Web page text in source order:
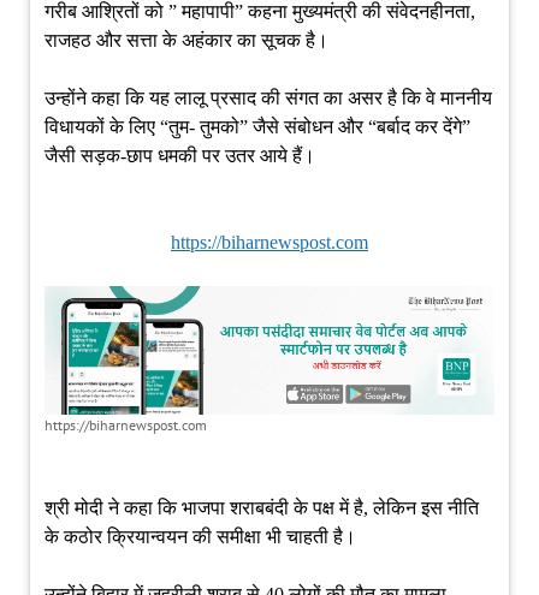
गरीब आश्रितों को ” महापापी” कहना मुख्यमंत्री की संवेदनहीनता,
राजहठ और सत्ता के अहंकार का सूचक है।
उन्होंने कहा कि यह लालू प्रसाद की संगत का असर है कि वे माननीय
विधायकों के लिए “तुम- तुमको” जैसे संबोधन और “बर्बाद कर देंगे”
जैसी सड़क-छाप धमकी पर उतर आये हैं।
https://biharnewspost.com
https://biharnewspost.com
श्री मोदी ने कहा कि भाजपा शराबबंदी के पक्ष में है, लेकिन इस नीति
के कठोर क्रियान्वयन की समीक्षा भी चाहती है।